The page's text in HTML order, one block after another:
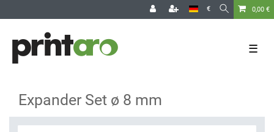
€ 0,00 €
☰
Expander Set ø 8 mm